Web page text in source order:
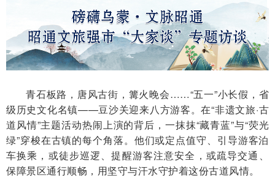
青石板路，唐风古街，篝火晚会……“五一”小长假，省
级历史文化名镇——豆沙关迎来八方游客。在“非遗文旅·古
道风情”主题活动热闹上演的背后，一抹抹“藏青蓝”与“荧光
绿”穿梭在古镇的每个角落。他们或定点值守、引导游客泊
车换乘，或徒步巡逻、提醒游客注意安全，或疏导交通、
保障景区通行顺畅，用坚守与汗水守护着这份古道风情。